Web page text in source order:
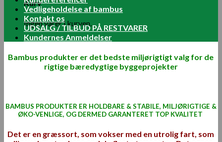
Kurv
Ingen varer i kurven.
Vedligeholdelse af bambus
Kontakt os
UDSALG / TILBUD PÅ RESTVARER
Kundernes Anmeldelser
Bambus produkter er det bedste miljørigtigt valg for de
rigtige bæredygtige byggeprojekter
BAMBUS PRODUKTER ER HOLDBARE & STABILE, MILJØRIGTIGE &
ØKO-VENLIGE, OG DERMED GARANTERET TOP KVALITET
Det er en græssort, som vokser med en utrolig fart, som